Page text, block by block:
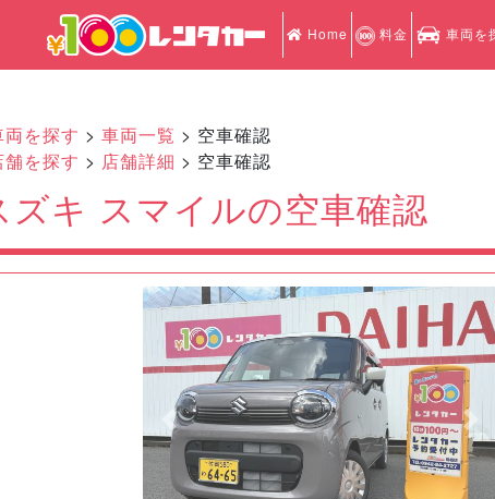
Home 料金 車両を
両を探す > 車両一覧 > 空車確認
舗を探す > 店舗詳細 > 空車確認
キ スマイルの空車確認
Previous